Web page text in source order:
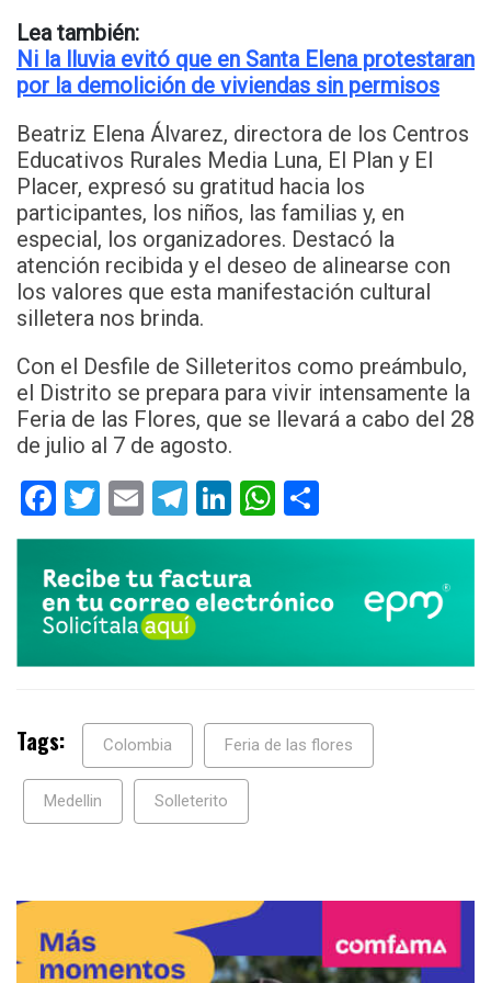
Lea también:
Ni la lluvia evitó que en Santa Elena protestaran
por la demolición de viviendas sin permisos
Beatriz Elena Álvarez, directora de los Centros
Educativos Rurales Media Luna, El Plan y El
Placer, expresó su gratitud hacia los
participantes, los niños, las familias y, en
especial, los organizadores. Destacó la
atención recibida y el deseo de alinearse con
los valores que esta manifestación cultural
silletera nos brinda.
Con el Desfile de Silleteritos como preámbulo,
el Distrito se prepara para vivir intensamente la
Feria de las Flores, que se llevará a cabo del 28
de julio al 7 de agosto.
Facebook
Twitter
EmailTelegram
LinkedIn
WhatsApp
Tags: Colombia Feria de las flores
Medellin Solleterito